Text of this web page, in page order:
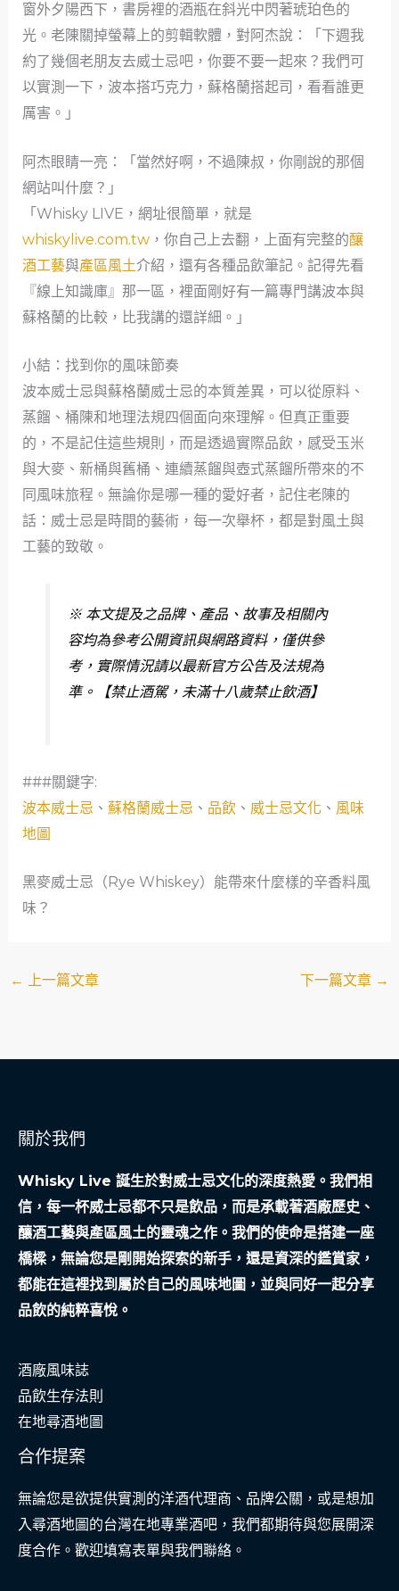
窗外夕陽西下，書房裡的酒瓶在斜光中閃著琥珀色的
光。老陳關掉螢幕上的剪輯軟體，對阿杰說：「下週我
約了幾個老朋友去威士忌吧，你要不要一起來？我們可
以實測一下，波本搭巧克力，蘇格蘭搭起司，看看誰更
厲害。」
阿杰眼睛一亮：「當然好啊，不過陳叔，你剛說的那個
網站叫什麼？」
「Whisky LIVE，網址很簡單，就是
whiskylive.com.tw，你自己上去翻，上面有完整的釀
酒工藝與產區風土介紹，還有各種品飲筆記。記得先看
『線上知識庫』那一區，裡面剛好有一篇專門講波本與
蘇格蘭的比較，比我講的還詳細。」
小結：找到你的風味節奏
波本威士忌與蘇格蘭威士忌的本質差異，可以從原料、
蒸餾、桶陳和地理法規四個面向來理解。但真正重要
的，不是記住這些規則，而是透過實際品飲，感受玉米
與大麥、新桶與舊桶、連續蒸餾與壺式蒸餾所帶來的不
同風味旅程。無論你是哪一種的愛好者，記住老陳的
話：威士忌是時間的藝術，每一次舉杯，都是對風土與
工藝的致敬。
※ 本文提及之品牌、產品、故事及相關內
容均為參考公開資訊與網路資料，僅供參
考，實際情況請以最新官方公告及法規為
準。【禁止酒駕，未滿十八歲禁止飲酒】
###關鍵字:
波本威士忌 、 蘇格蘭威士忌 、 品飲、 威士忌文化、 風味
地圖
黑麥威士忌（Rye Whiskey）能帶來什麼樣的辛香料風
味？
← 上一篇文章 下一篇文章 →
關於我們
Whisky Live 誕生於對威士忌文化的深度熱愛。我們相
信，每一杯威士忌都不只是飲品，而是承載著酒廠歷史、
釀酒工藝與產區風土的靈魂之作。我們的使命是搭建一座
橋樑，無論您是剛開始探索的新手，還是資深的鑑賞家，
都能在這裡找到屬於自己的風味地圖，並與同好一起分享
品飲的純粹喜悅。
酒廠風味誌
品飲生存法則
在地尋酒地圖
合作提案
無論您是欲提供實測的洋酒代理商、品牌公關，或是想加
入尋酒地圖的台灣在地專業酒吧，我們都期待與您展開深
度合作。歡迎填寫表單與我們聯絡。